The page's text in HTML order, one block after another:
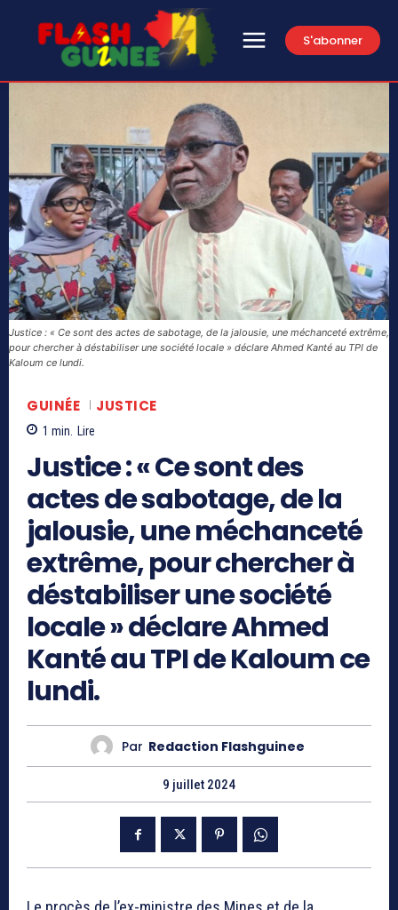
S'abonner
Justice : « Ce sont des actes de sabotage, de la jalousie, une méchanceté extrême,
pour chercher à déstabiliser une société locale » déclare Ahmed Kanté au TPI de
Kaloum ce lundi.
GUINÉE JUSTICE
1 min. Lire
Justice : « Ce sont des
actes de sabotage, de la
jalousie, une méchanceté
extrême, pour chercher à
déstabiliser une société
locale » déclare Ahmed
Kanté au TPI de Kaloum ce
lundi.
Par Redaction Flashguinee
9 juillet 2024